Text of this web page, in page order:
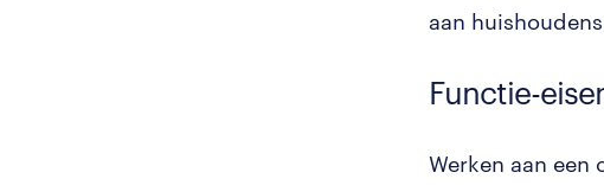
aan
Functie-
Werken aan